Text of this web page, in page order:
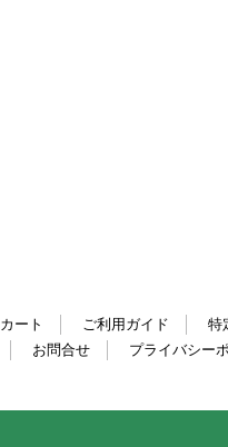
カート ご利用ガイド
特
お問合せ プライバシー